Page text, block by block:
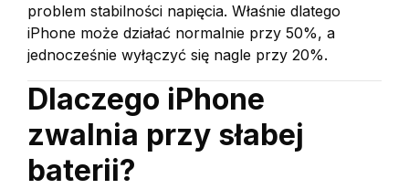
problem stabilności napięcia. Właśnie dlatego
iPhone może działać normalnie przy 50%, a
jednocześnie wyłączyć się nagle przy 20%.
Dlaczego iPhone
zwalnia przy słabej
baterii?